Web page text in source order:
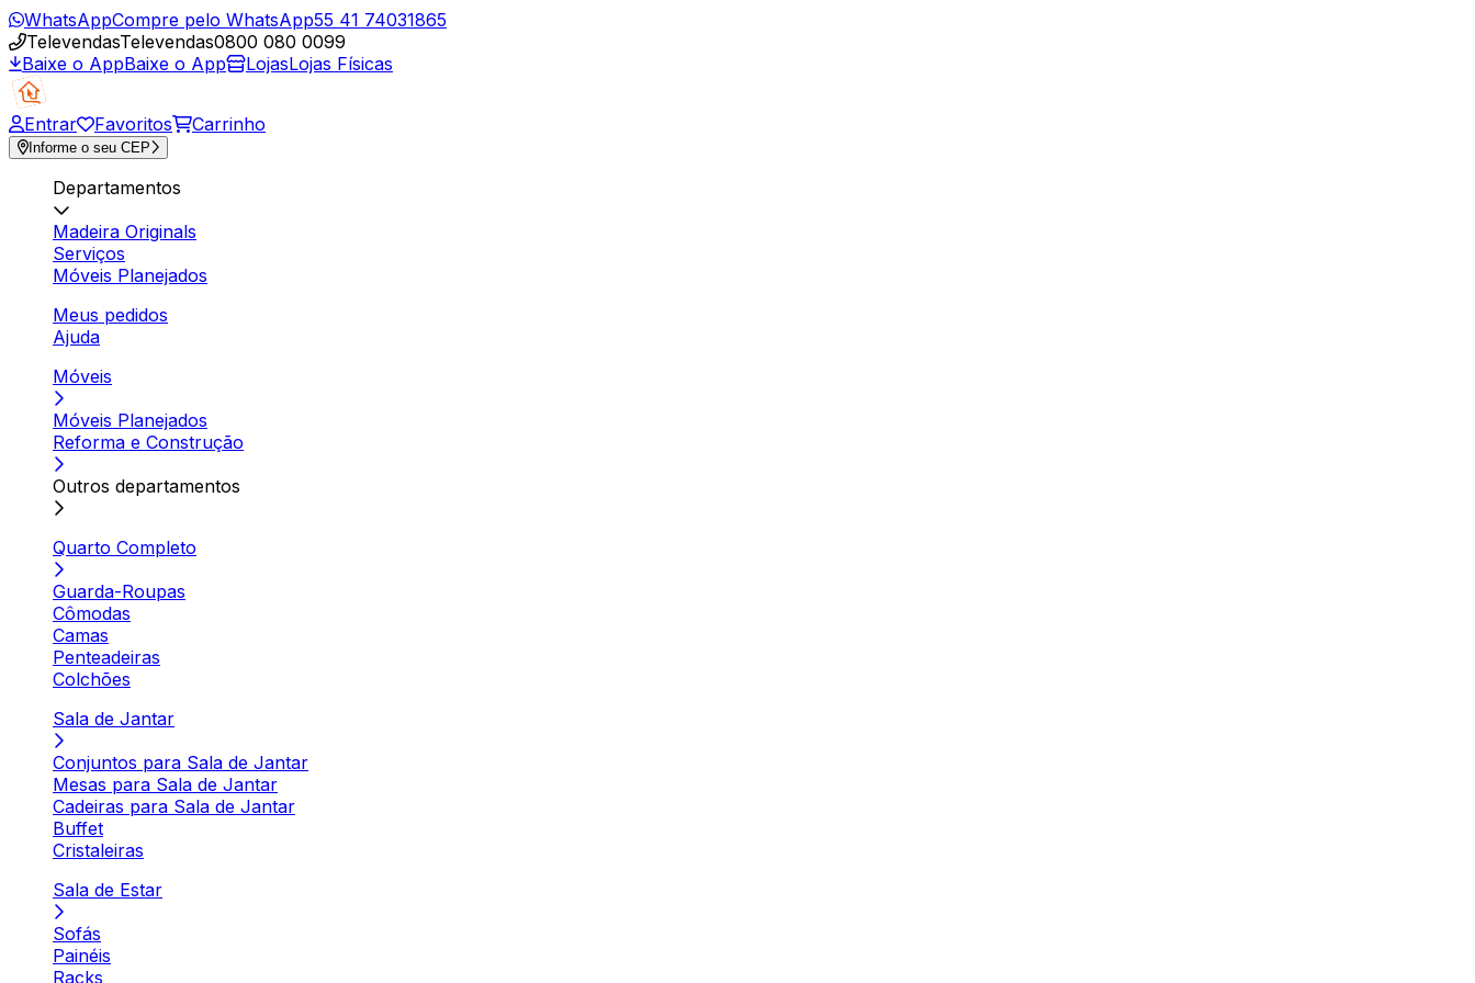
WhatsAppCompre pelo WhatsApp55 41 74031865
TelevendasTelevendas0800 080 0099
Baixe o AppBaixe o App LojasLojas Físicas
Entrar Favoritos Carrinho
Informe o seu CEP
Departamentos
Madeira Originals
Serviços
Móveis Planejados
Meus pedidos
Ajuda
Móveis
Móveis Planejados
Reforma e Construção
Outros departamentos
Quarto Completo
Guarda-Roupas
Cômodas
Camas
Penteadeiras
Colchões
Sala de Jantar
Conjuntos para Sala de Jantar
Mesas para Sala de Jantar
Cadeiras para Sala de Jantar
Buffet
Cristaleiras
Sala de Estar
Sofás
Painéis
Racks